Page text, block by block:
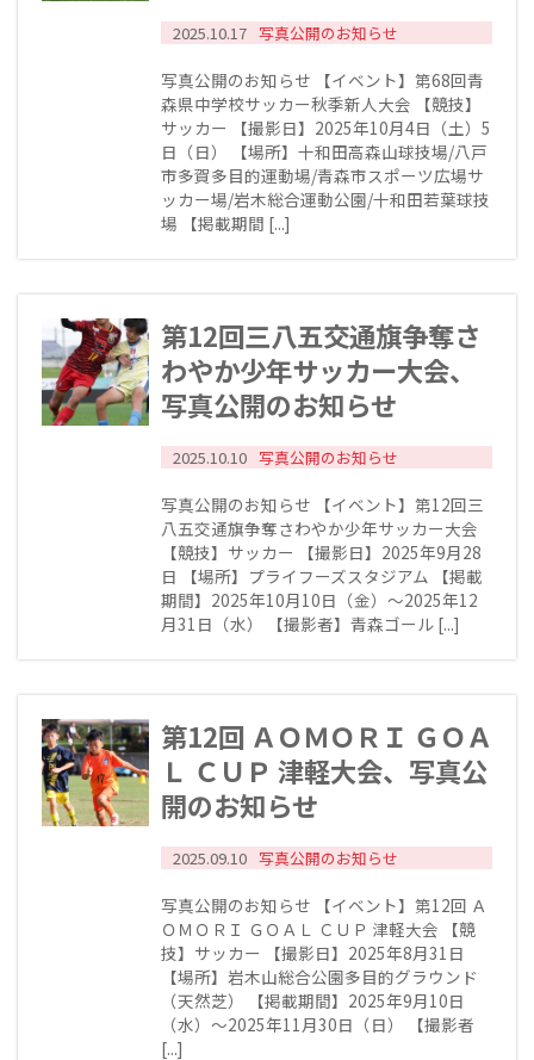
2025.10.17 写真公開のお知らせ
写真公開のお知らせ 【イベント】第68回青
森県中学校サッカー秋季新人大会 【競技】
サッカー 【撮影日】2025年10月4日（土）5
日（日） 【場所】十和田高森山球技場/八戸
市多賀多目的運動場/青森市スポーツ広場サ
ッカー場/岩木総合運動公園/十和田若葉球技
場 【掲載期間 [...]
第12回三八五交通旗争奪さ
わやか少年サッカー大会、
写真公開のお知らせ
2025.10.10 写真公開のお知らせ
写真公開のお知らせ 【イベント】第12回三
八五交通旗争奪さわやか少年サッカー大会
【競技】サッカー 【撮影日】2025年9月28
日 【場所】プライフーズスタジアム 【掲載
期間】2025年10月10日（金）～2025年12
月31日（水） 【撮影者】青森ゴール [...]
第12回 ＡＯＭＯＲＩ ＧＯＡ
Ｌ ＣＵＰ 津軽大会、写真公
開のお知らせ
2025.09.10 写真公開のお知らせ
写真公開のお知らせ 【イベント】第12回 Ａ
ＯＭＯＲＩ ＧＯＡＬ ＣＵＰ 津軽大会 【競
技】サッカー 【撮影日】2025年8月31日
【場所】岩木山総合公園多目的グラウンド
（天然芝） 【掲載期間】2025年9月10日
（水）～2025年11月30日（日） 【撮影者
[...]